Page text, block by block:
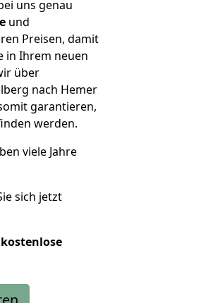
uns genau
und
Preisen, damit
in Ihrem neuen
über
nach Hemer
garantieren,
werden.
viele Jahre
sich jetzt
kostenlose